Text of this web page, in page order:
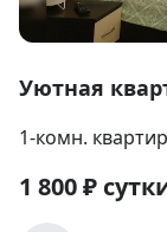
1
10
Уютная
1-комн.
1 800₽